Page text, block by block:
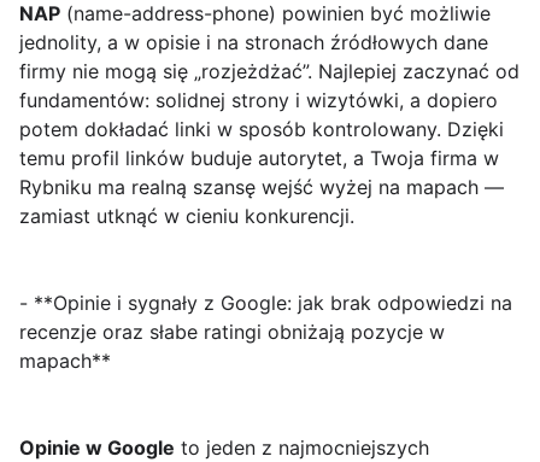
NAP (name-address-phone) powinien być możliwie
jednolity, a w opisie i na stronach źródłowych dane
firmy nie mogą się „rozjeżdżać”. Najlepiej zaczynać od
fundamentów: solidnej strony i wizytówki, a dopiero
potem dokładać linki w sposób kontrolowany. Dzięki
temu profil linków buduje autorytet, a Twoja firma w
Rybniku ma realną szansę wejść wyżej na mapach —
zamiast utknąć w cieniu konkurencji.
- **Opinie i sygnały z Google: jak brak odpowiedzi na
recenzje oraz słabe ratingi obniżają pozycje w
mapach**
Opinie w Google to jeden z najmocniejszych